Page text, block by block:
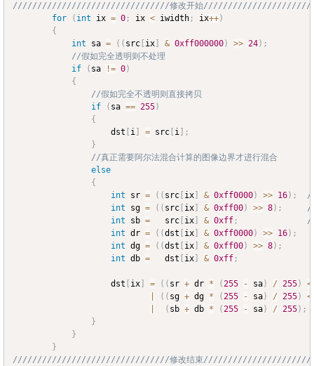
////////////////////////////////修改开始
for
( int ix = 0 ; ix < iwidth ; ix++)
{
int sa = ( ( src ix & 0xff000000) >> 24) ;
//假如完全透明则不处理
if
( sa != 0)
{
//假如完全不透明则直接拷贝
if
( sa == 255)
{
					dst
i = src i
;
}
//真正需要阿尔法混合计算的图像边界才进行混合
else
{
int sr = ( ( src ix & 0xff0000) >> 16) ;
int sg = ( ( src ix & 0xff00) >> 8) ;
int sb =
   src
ix & 0xff ;
int dr = ( (dst ix & 0xff0000) >> 16) ;
int dg = ( (dst ix & 0xff00) >> 8) ;
int db =
   dst
ix & 0xff ;
					dst
ix = ( ( sr + dr * (255 - sa) / 255)
( ( sg + dg * (255 - sa) / 255)
( sb + db * (255 - sa) / 255) ;
}
}
}
////////////////////////////////修改结束